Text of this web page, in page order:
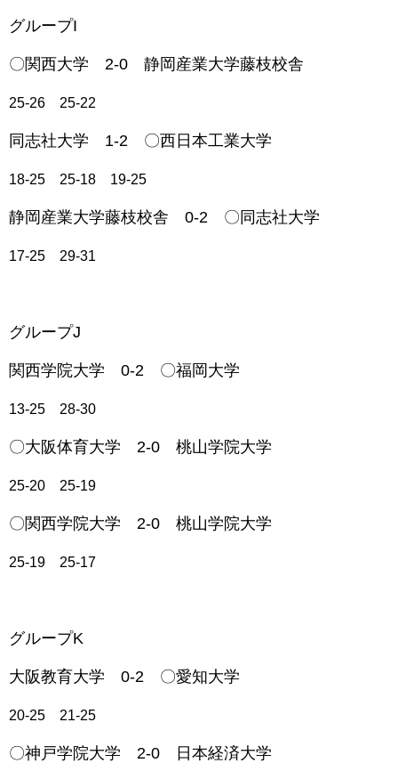
グループI
〇関西大学 2-0 静岡産業大学藤枝校舎
25-26 25-22
同志社大学 1-2 〇西日本工業大学
18-25 25-18 19-25
静岡産業大学藤枝校舎 0-2 〇同志社大学
17-25 29-31
グループJ
関西学院大学 0-2 〇福岡大学
13-25 28-30
〇大阪体育大学 2-0 桃山学院大学
25-20 25-19
〇関西学院大学 2-0 桃山学院大学
25-19 25-17
グループK
大阪教育大学 0-2 〇愛知大学
20-25 21-25
〇神戸学院大学 2-0 日本経済大学